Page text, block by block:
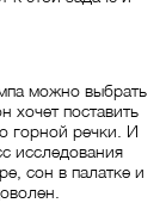
можно выбрать
хочет поставить
горной речки. И
исследования
сон в палатке и